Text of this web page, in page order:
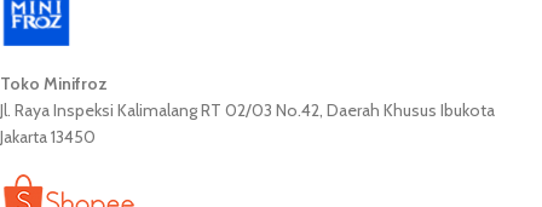
Toko Minifroz
Jl. Raya Inspeksi Kalimalang RT 02/03 No.42, Daerah Khusus Ibukota
Jakarta 13450